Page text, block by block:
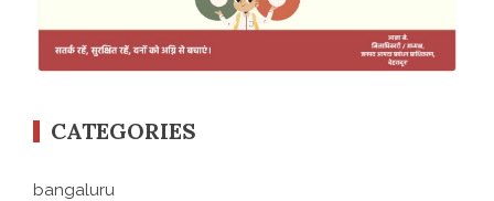
CATEGORIES
bangaluru